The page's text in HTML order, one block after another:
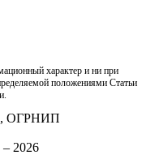
характер и ни при
положениями Статьи
ОГРНИП
2026